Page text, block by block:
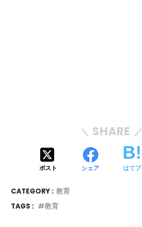
SHARE
ポスト シェア はてブ
CATEGORY : 教育
TAGS :
教育